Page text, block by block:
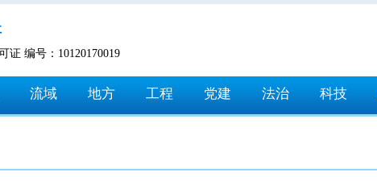
证 编号：10120170019
流域 地方 工程 党建 法治 科技